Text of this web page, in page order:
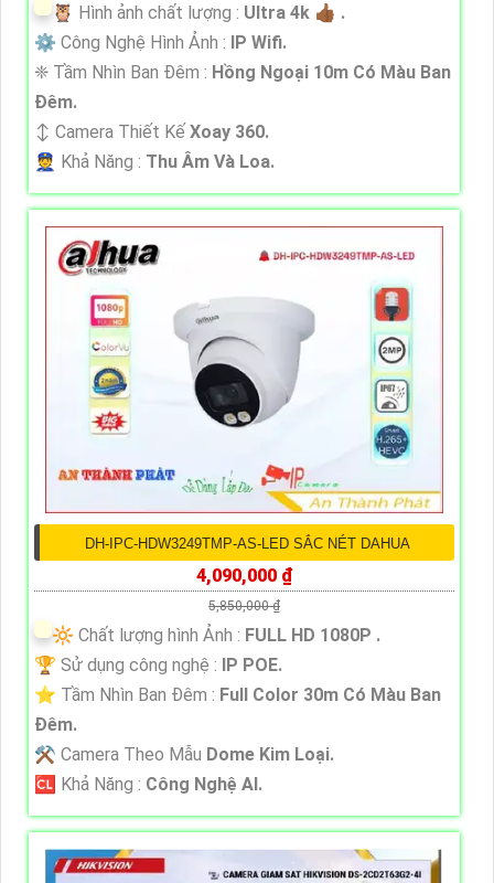
🦉 Hình ảnh chất lượng : Ultra 4k 👍🏾 .
⚙ Công Nghệ Hình Ảnh : IP Wifi.
❈ Tầm Nhìn Ban Đêm : Hồng Ngoại 10m Có Màu Ban
Ðêm.
↕️ Camera Thiết Kế Xoay 360.
️👮 Khả Năng : Thu Âm Và Loa.
DH-IPC-HDW3249TMP-AS-LED SẮC NÉT DAHUA
4,090,000 ₫
5,850,000 ₫
🔆 Chất lượng hình Ảnh : FULL HD 1080P .
🏆 Sử dụng công nghệ : IP POE.
⭐ Tầm Nhìn Ban Đêm : Full Color 30m Có Màu Ban
Đêm.
⚒ Camera Theo Mẫu Dome Kim Loại.
️🆑 Khả Năng : Công Nghệ AI.